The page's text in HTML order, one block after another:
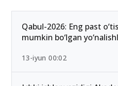
Ommabop
Qabul-2026: Eng past
mumkin bo‘lgan